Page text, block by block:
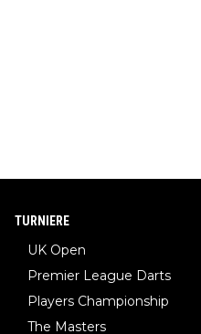
TURNIERE
UK Open
Premier League Darts
Players Championship
The Masters